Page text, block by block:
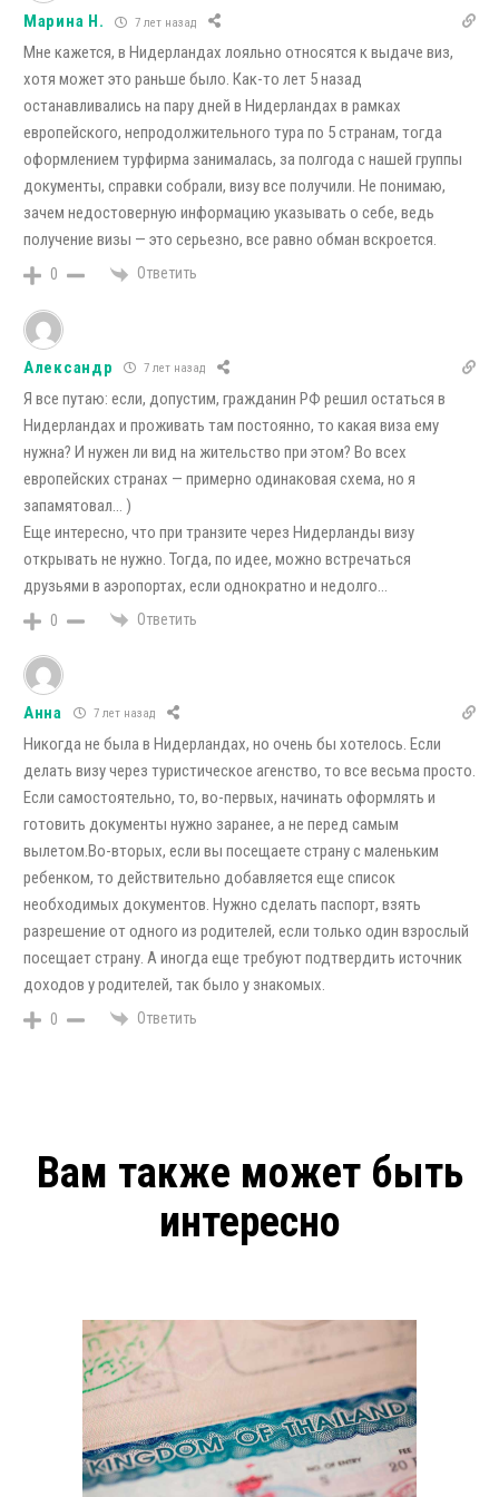
Марина Н. 7 лет назад
Мне кажется, в Нидерландах лояльно относятся к выдаче виз,
хотя может это раньше было. Как-то лет 5 назад
останавливались на пару дней в Нидерландах в рамках
европейского, непродолжительного тура по 5 странам, тогда
оформлением турфирма занималась, за полгода с нашей группы
документы, справки собрали, визу все получили. Не понимаю,
зачем недостоверную информацию указывать о себе, ведь
получение визы — это серьезно, все равно обман вскроется.
0 Ответить
Александр 7 лет назад
Я все путаю: если, допустим, гражданин РФ решил остаться в
Нидерландах и проживать там постоянно, то какая виза ему
нужна? И нужен ли вид на жительство при этом? Во всех
европейских странах — примерно одинаковая схема, но я
запамятовал… )
Еще интересно, что при транзите через Нидерланды визу
открывать не нужно. Тогда, по идее, можно встречаться
друзьями в аэропортах, если однократно и недолго…
0 Ответить
Анна 7 лет назад
Никогда не была в Нидерландах, но очень бы хотелось. Если
делать визу через туристическое агенство, то все весьма просто.
Если самостоятельно, то, во-первых, начинать оформлять и
готовить документы нужно заранее, а не перед самым
вылетом.Во-вторых, если вы посещаете страну с маленьким
ребенком, то действительно добавляется еще список
необходимых документов. Нужно сделать паспорт, взять
разрешение от одного из родителей, если только один взрослый
посещает страну. А иногда еще требуют подтвердить источник
доходов у родителей, так было у знакомых.
0 Ответить
Вам также может быть
интересно